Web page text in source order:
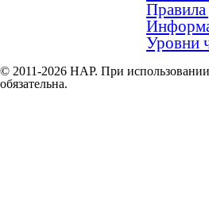
Уровни
© 2011-2026 НАР. При
обязательна.